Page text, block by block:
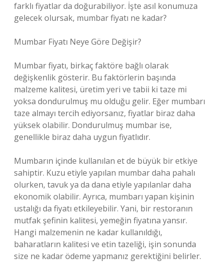
farklı fiyatlar da doğurabiliyor. İşte asıl konumuza
gelecek olursak, mumbar fiyatı ne kadar?
Mumbar Fiyatı Neye Göre Değişir?
Mumbar fiyatı, birkaç faktöre bağlı olarak
değişkenlik gösterir. Bu faktörlerin başında
malzeme kalitesi, üretim yeri ve tabii ki taze mi
yoksa dondurulmuş mu olduğu gelir. Eğer mumbarı
taze almayı tercih ediyorsanız, fiyatlar biraz daha
yüksek olabilir. Dondurulmuş mumbar ise,
genellikle biraz daha uygun fiyatlıdır.
Mumbarın içinde kullanılan et de büyük bir etkiye
sahiptir. Kuzu etiyle yapılan mumbar daha pahalı
olurken, tavuk ya da dana etiyle yapılanlar daha
ekonomik olabilir. Ayrıca, mumbarı yapan kişinin
ustalığı da fiyatı etkileyebilir. Yani, bir restoranın
mutfak şefinin kalitesi, yemeğin fiyatına yansır.
Hangi malzemenin ne kadar kullanıldığı,
baharatların kalitesi ve etin tazeliği, işin sonunda
size ne kadar ödeme yapmanız gerektiğini belirler.